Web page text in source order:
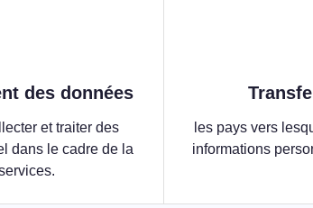
des données
et traiter des
dans le cadre de la
les pays vers
informations